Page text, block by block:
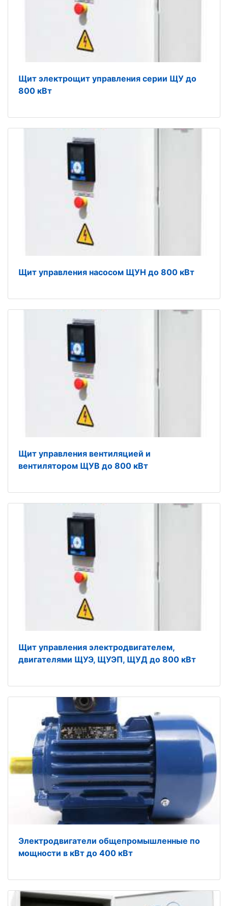
Щит электрощит управления серии ЩУ до
800 кВт
Щит управления насосом ЩУН до 800 кВт
Щит управления вентиляцией и
вентилятором ЩУВ до 800 кВт
Щит управления электродвигателем,
двигателями ЩУЭ, ЩУЭП, ЩУД до 800 кВт
Электродвигатели общепромышленные по
мощности в кВт до 400 кВт